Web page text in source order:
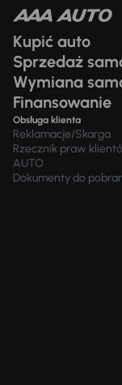
Kupić auto
Sprzedaż
Wymiana
Finansowanie
Obsługa klienta
Reklamacje/Skarga
Rzecznik praw
AUTO
Dokumenty do